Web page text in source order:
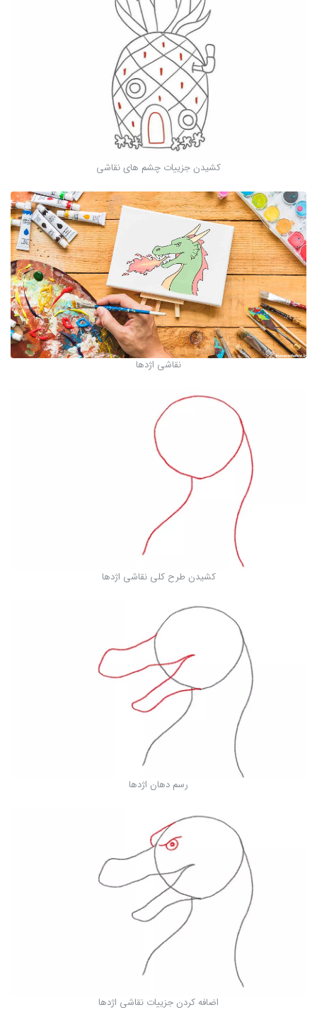
کشیدن جزییات چشم های نقاشی
نقاشی اژدها
کشیدن طرح کلی نقاشی اژدها
رسم دهان اژدها
اضافه کردن جزییات نقاشی اژدها